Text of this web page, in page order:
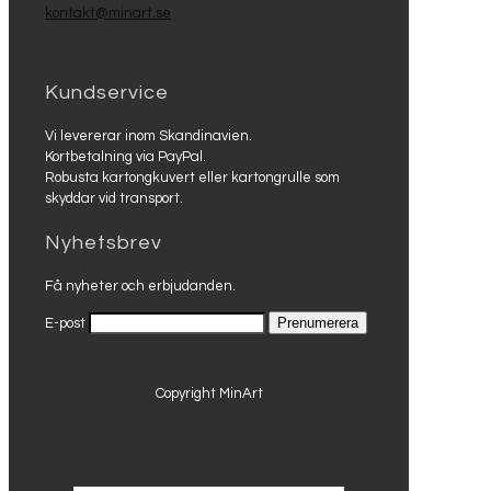
kontakt@minart.se
Kundservice
Vi levererar inom Skandinavien.
Kortbetalning via PayPal.
Robusta kartongkuvert eller kartongrulle som
skyddar vid transport.
Nyhetsbrev
Få nyheter och erbjudanden.
E-post
Copyright MinArt